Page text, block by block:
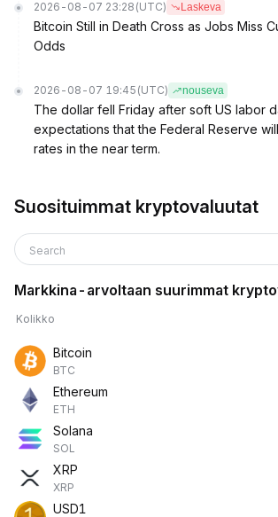
2026-08-07 23:28 (UTC) Laskeva
Bitcoin Still in Death Cross as Jobs Miss
Odds
2026-08-07 19:45 (UTC) nouseva
The dollar fell Friday after soft US labor
expectations that the Federal Reserve
rates in the near term.
Suosituimmat kryptovaluutat
Search
Markkina-arvoltaan suurimmat
Kolikko
Bitcoin
BTC
Ethereum
ETH
Solana
SOL
XRP
XRP
USD1